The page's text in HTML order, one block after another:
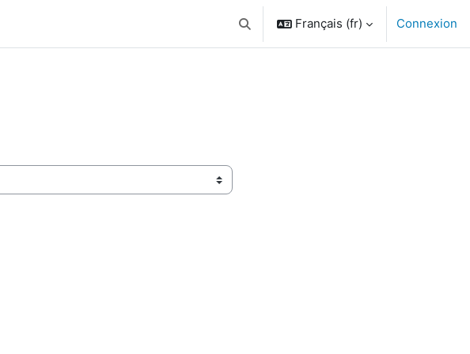
Activer/désactiver la saisie de recherche
Français ‎(fr)‎ Connexion